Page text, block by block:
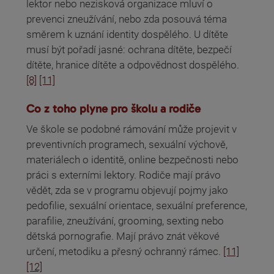
lektor nebo nezisková organizace mluví o
prevenci zneužívání, nebo zda posouvá téma
směrem k uznání identity dospělého. U dítěte
musí být pořadí jasné: ochrana dítěte, bezpečí
dítěte, hranice dítěte a odpovědnost dospělého.
[8] [11]
Co z toho plyne pro školu a rodiče
Ve škole se podobné rámování může projevit v
preventivních programech, sexuální výchově,
materiálech o identitě, online bezpečnosti nebo
práci s externími lektory. Rodiče mají právo
vědět, zda se v programu objevují pojmy jako
pedofilie, sexuální orientace, sexuální preference,
parafilie, zneužívání, grooming, sexting nebo
dětská pornografie. Mají právo znát věkové
určení, metodiku a přesný ochranný rámec. [11]
[12]